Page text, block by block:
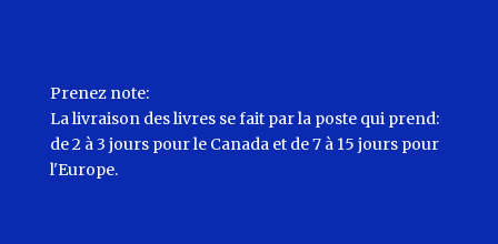
Prenez note:
La livraison des livres se fait par la poste qui prend:
de 2 à 3 jours pour le Canada et de 7 à 15 jours pour
l'Europe.